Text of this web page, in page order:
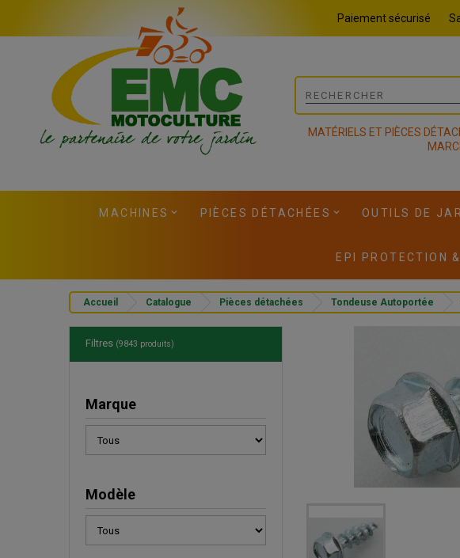
Paiement sécurisé
MATÉRIELS ET PIÈCES
MACHINES PIÈCES DÉTACHÉES OUTILS DE
EPI PROTECTION
Accueil Catalogue Pièces détachées Tondeuse Autoportée
Filtres (9843 produits)
Marque
Modèle